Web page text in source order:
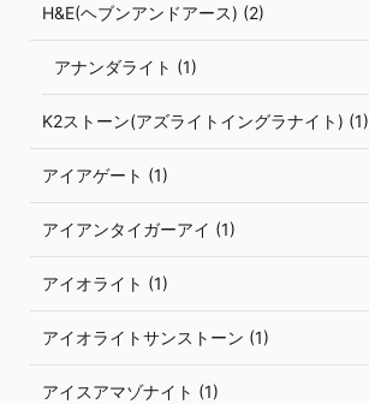
H&E(ヘブンアンドアース) (2)
アナンダライト (1)
K2ストーン(アズライトイングラナイト) (1)
アイアゲート (1)
アイアンタイガーアイ (1)
アイオライト (1)
アイオライトサンストーン (1)
アイスアマゾナイト (1)